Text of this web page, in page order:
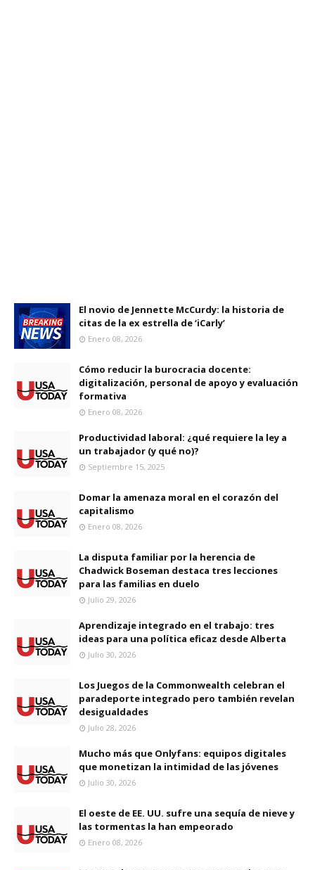
El novio de Jennette McCurdy: la historia de
citas de la ex estrella de ‘iCarly’
Enero 08, 2026
Cómo reducir la burocracia docente:
digitalización, personal de apoyo y evaluación
formativa
Enero 08, 2026
Productividad laboral: ¿qué requiere la ley a
un trabajador (y qué no)?
Septiembre 15, 2025
Domar la amenaza moral en el corazón del
capitalismo
Enero 08, 2026
La disputa familiar por la herencia de
Chadwick Boseman destaca tres lecciones
para las familias en duelo
Julio 29, 2026
Aprendizaje integrado en el trabajo: tres
ideas para una política eficaz desde Alberta
Julio 30, 2026
Los Juegos de la Commonwealth celebran el
paradeporte integrado pero también revelan
desigualdades
Julio 28, 2026
Mucho más que Onlyfans: equipos digitales
que monetizan la intimidad de las jóvenes
Julio 30, 2026
El oeste de EE. UU. sufre una sequía de nieve y
las tormentas la han empeorado
Enero 08, 2026